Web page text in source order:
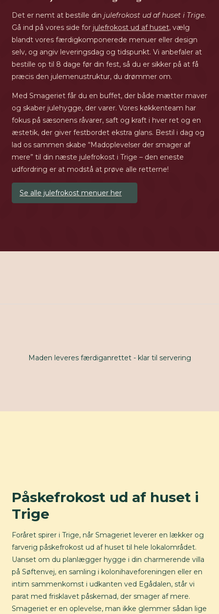
Det er nemt at bestille din julefrokost ud af huset i Trige.
Gå ind på vores side for julefrokost ud af huset, vælg
blandt vores færdigkomponerede menuer eller design
selv, og angiv leveringsdag og tidspunkt. Vi anbefaler at
bestille op til 8 dage før din fest, så du er sikker på at få
præcis den julemenustruktur, du drømmer om.
Med Smageriet får du en buffet, der både mætter maver
og skaber julehygge, der varer. Vores køkkenteam har
fokus på sæsonens råvarer, saft og kraft i hver ret og en
æstetik, der giver festbordet ekstra glans. Bestil i dag og
lad os sammen skabe “Madoplevelser der smager af
mere” til din næste julefrokost i Trige – den eneste
udfordring er at modstå at prøve alle retterne!
Se alle julefrokost menuer her
Maden leveres færdiganrettet - klar til servering
Påskefrokost ud af huset i
Trige
Foråret spirer i Trige, når Smageriet leverer en lækker og
farverig påskefrokost ud af huset til hele lokalområdet.
Uanset om du planlægger hygge i din charmerende villa
på Søftenvej, en samling i kolonihaveforeningen eller en
intim sammenkomst i udkanten ved Egådalen, står vi
parat med frisklavet påskemad, der smager af mere.
Smageriet er en oplevelse, man ikke glemmer sådan lige